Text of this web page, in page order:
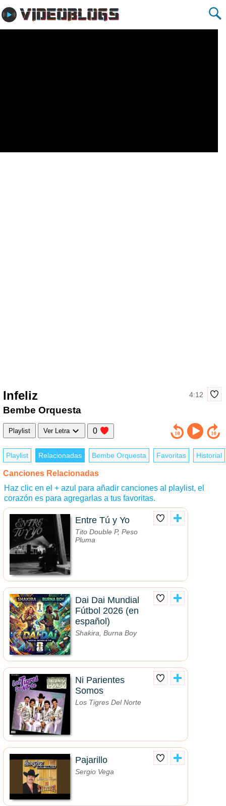
Infeliz 4:12
Bembe Orquesta
Playlist Ver Letra 0
Playlist Relacionadas Bembe Orquesta Favoritas Historial
Canciones Relacionadas
Haz clic en el + azul para añadir canciones al playlist, el
corazón es para agregarlas a tus favoritas.
Entre Tú y Yo
Tito Double P, Peso
Pluma
Dai Dai Mundial
Fútbol 2026 (en
español)
Shakira, Burna Boy
Ni Parientes
Somos
Los Tigres Del Norte
Pajarillo
Sergio Vega